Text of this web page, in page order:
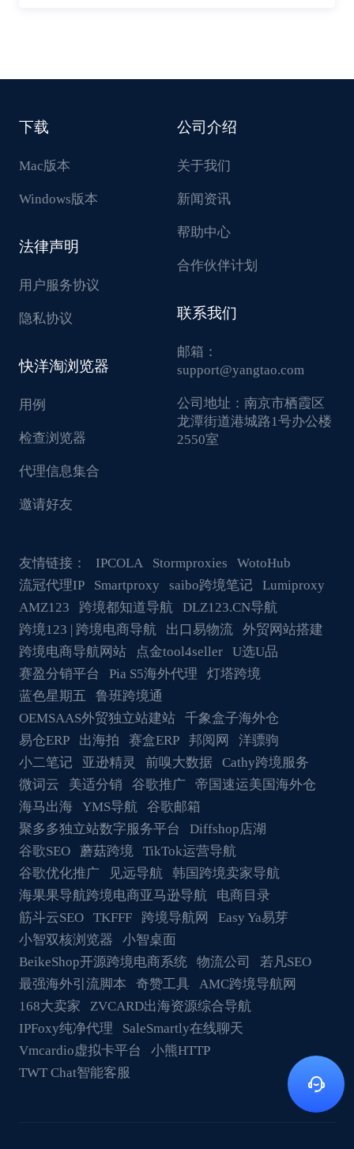
下载
Mac版本
Windows版本
法律声明
用户服务协议
隐私协议
快洋淘浏览器
用例
检查浏览器
代理信息集合
邀请好友
公司介绍
关于我们
新闻资讯
帮助中心
合作伙伴计划
联系我们
邮箱：
support@yangtao.com
公司地址： 南京市栖霞区
龙潭街道港城路1号办公楼
2550室
友情链接： IPCOLA Stormproxies
WotoHub
流冠代理IP
Smartproxy saibo跨境笔记
Lumiproxy
AMZ123
跨境都知道导航
DLZ123.CN导航
跨境123 | 跨境电商导航
出口易物流
外贸网站搭建
跨境电商导航网站
点金tool4seller
U选U品
赛盈分销平台
Pia S5海外代理
灯塔跨境
蓝色星期五
鲁班跨境通
OEMSAAS外贸独立站建站
千象盒子海外仓
易仓ERP
出海拍 赛盒ERP 邦阅网
洋骠驹
小二笔记
亚逊精灵 前嗅大数据
Cathy跨境服务
微词云
美适分销 谷歌推广
帝国速运美国海外仓
海马出海
YMS导航
谷歌邮箱
聚多多独立站数字服务平台
Diffshop店湖
谷歌SEO
蘑菇跨境
TikTok运营导航
谷歌优化推广
见远导航
韩国跨境卖家导航
海果果导航跨境电商亚马逊导航
电商目录
筋斗云SEO
TKFFF 跨境导航网
Easy Ya易芽
小智双核浏览器
小智桌面
BeikeShop开源跨境电商系统
物流公司
若凡SEO
最强海外引流脚本
奇赞工具
AMC跨境导航网
168大卖家
ZVCARD出海资源综合导航
IPFoxy纯净代理
SaleSmartly在线聊天
Vmcardio虚拟卡平台
小熊HTTP
TWT Chat智能客服